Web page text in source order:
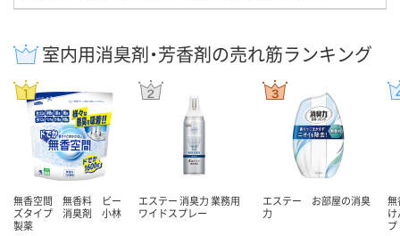
室内用消臭剤・芳香剤の売れ筋ランキング
無香空間 無香料 ビー
ズタイプ 消臭剤 小林
製薬
エステー 消臭力 業務用
ワイドスプレー
エステー お部屋の消臭
力